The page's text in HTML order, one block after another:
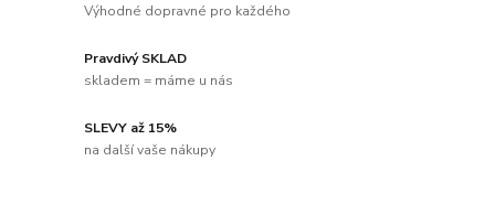
Výhodné dopravné pro každého
Pravdivý SKLAD
skladem = máme u nás
SLEVY až 15%
na další vaše nákupy